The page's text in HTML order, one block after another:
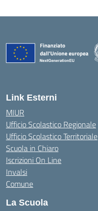
Link Esterni
MIUR
Ufficio Scolastico Regionale
Ufficio Scolastico Territoriale
Scuola in Chiaro
Iscrizioni On Line
Invalsi
Comune
La Scuola